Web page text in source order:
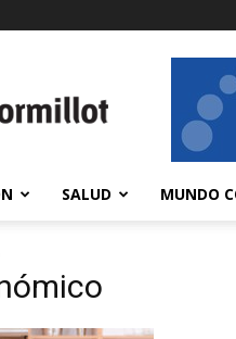
SALUD MUNDO